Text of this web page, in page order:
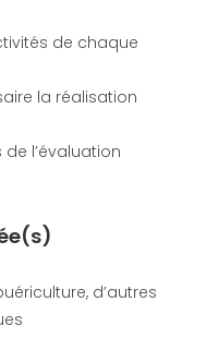
de chaque
la réalisation
l’évaluation
d’autres